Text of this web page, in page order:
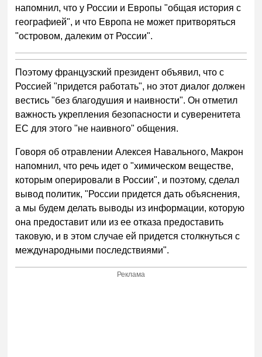
напомнил, что у России и Европы "общая история с
географией", и что Европа не может притворяться
"островом, далеким от России".
Поэтому французский президент объявил, что с
Россией "придется работать", но этот диалог должен
вестись "без благодушия и наивности". Он отметил
важность укрепления безопасности и суверенитета
ЕС для этого "не наивного" общения.
Говоря об отравлении Алексея Навального, Макрон
напомнил, что речь идет о "химическом веществе,
которым оперировали в России", и поэтому, сделал
вывод политик, "России придется дать объяснения,
а мы будем делать выводы из информации, которую
она предоставит или из ее отказа предоставить
таковую, и в этом случае ей придется столкнуться с
международными последствиями".
Реклама